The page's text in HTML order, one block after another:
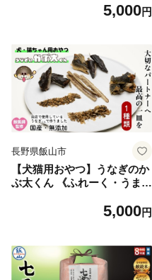
ットフード（Ab-202-1）
5,000円
長野県飯山市
【犬猫用おやつ】うなぎのか
ぶ太くん 《ふれーく・うまみ
獣医監修 ペットフード（Ab-
5,000円